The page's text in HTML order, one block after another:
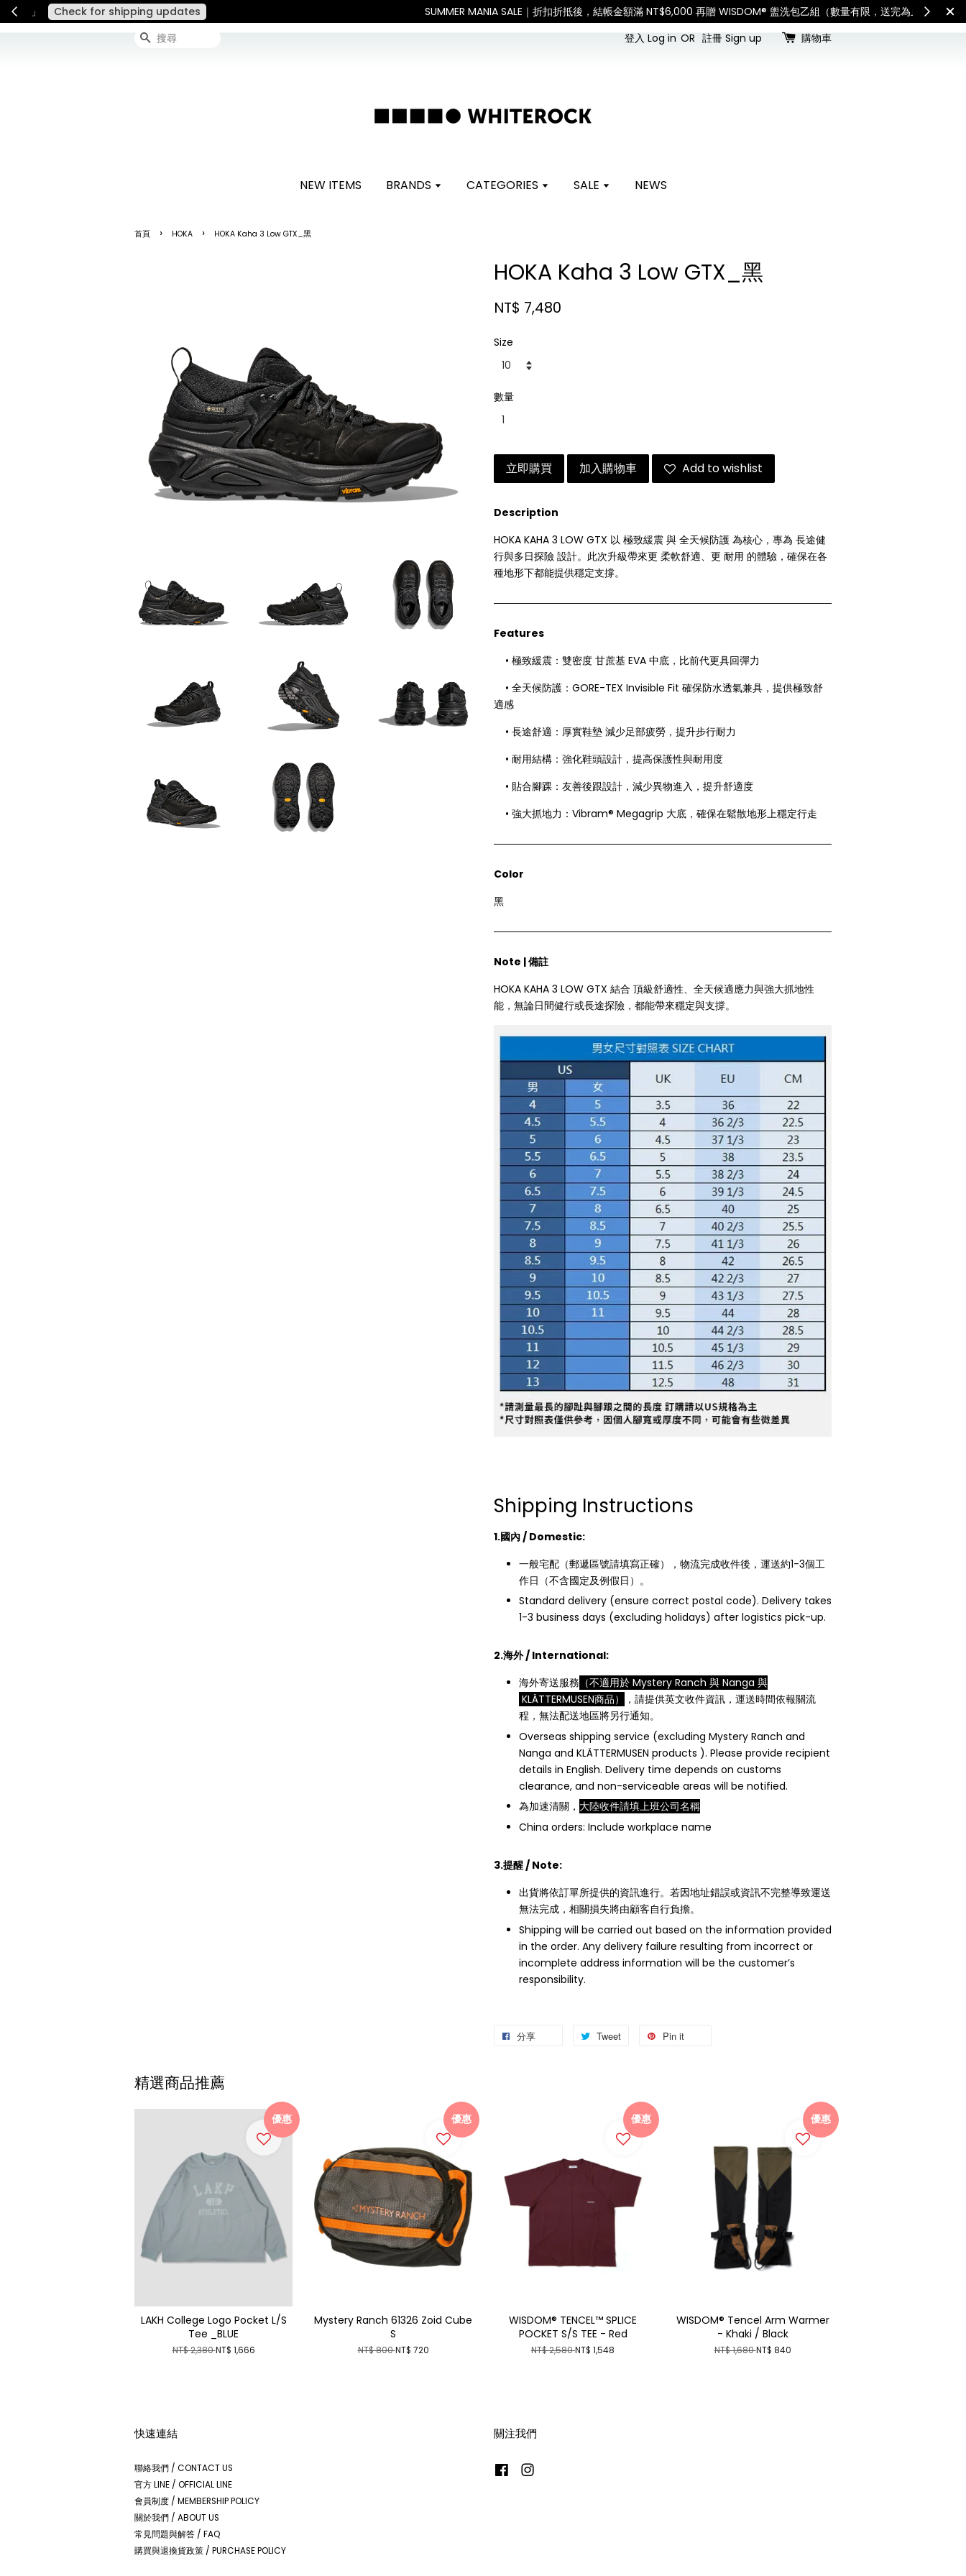
連假期間宅配服務將暫停配送。 如遇假日、天災或其他不可抗力因素，出貨安排可能調整，敬請見諒 查看國內宅配最新公告
搜尋 登入 Log in OR 註冊 Sign up 購物車
NEW ITEMS BRANDS CATEGORIES SALE NEWS
首頁 › HOKA › HOKA Kaha 3 Low GTX_黑
HOKA Kaha 3 Low GTX_黑
NT$ 7,480
Size
數量
立即購買 加入購物車 Add to wishlist
Description
HOKA KAHA 3 LOW GTX 以 極致緩震 與 全天候防護 為核心，專為 長途健
行與多日探險 設計。此次升級帶來更 柔軟舒適、更 耐用 的體驗，確保在各
種地形下都能提供穩定支撐。
Features
• 極致緩震：雙密度 甘蔗基 EVA 中底，比前代更具回彈力
• 全天候防護：GORE-TEX Invisible Fit 確保防水透氣兼具，提供極致舒
適感
• 長途舒適：厚實鞋墊 減少足部疲勞，提升步行耐力
• 耐用結構：強化鞋頭設計，提高保護性與耐用度
• 貼合腳踝：友善後跟設計，減少異物進入，提升舒適度
• 強大抓地力：Vibram® Megagrip 大底，確保在鬆散地形上穩定行走
Color
黑
Note | 備註
HOKA KAHA 3 LOW GTX 結合 頂級舒適性、全天候適應力與強大抓地性
能，無論日間健行或長途探險，都能帶來穩定與支撐。
Shipping Instructions
1.國內 / Domestic:
一般宅配（郵遞區號請填寫正確），物流完成收件後，運送約1-3個工
作日（不含國定及例假日）。
Standard delivery (ensure correct postal code). Delivery takes
1-3 business days (excluding holidays) after logistics pick-up.
2.海外 / International:
海外寄送服務 （不適用於 Mystery Ranch 與 Nanga 與
KLÄTTERMUSEN商品）
，請提供英文收件資訊，運送時間依報關流
程，無法配送地區將另行通知。
Overseas shipping service (excluding Mystery Ranch and
Nanga and KLÄTTERMUSEN products ). Please provide recipient
details in English. Delivery time depends on customs
clearance, and non-serviceable areas will be notified.
為加速清關， 大陸收件請填上班公司名稱
China orders: Include workplace name
3.提醒 / Note:
出貨將依訂單所提供的資訊進行。若因地址錯誤或資訊不完整導致運送
無法完成，相關損失將由顧客自行負擔。
Shipping will be carried out based on the information provided
in the order. Any delivery failure resulting from incorrect or
incomplete address information will be the customer’s
responsibility.
分享 Tweet Pin it
精選商品推薦
優惠
LAKH College Logo Pocket L/S
Tee _BLUE
NT$ 2,380NT$ 1,666
優惠
Mystery Ranch 61326 Zoid Cube
S
NT$ 800NT$ 720
優惠
WISDOM® TENCEL™ SPLICE
POCKET S/S TEE - Red
NT$ 2,580NT$ 1,548
優惠
WISDOM® Tencel Arm Warmer
- Khaki / Black
NT$ 1,680NT$ 840
快速連結
聯絡我們 / CONTACT US
官方 LINE / OFFICIAL LINE
會員制度 / MEMBERSHIP POLICY
關於我們 / ABOUT US
常見問題與解答 / FAQ
購買與退換貨政策 / PURCHASE POLICY
關注我們
Facebook